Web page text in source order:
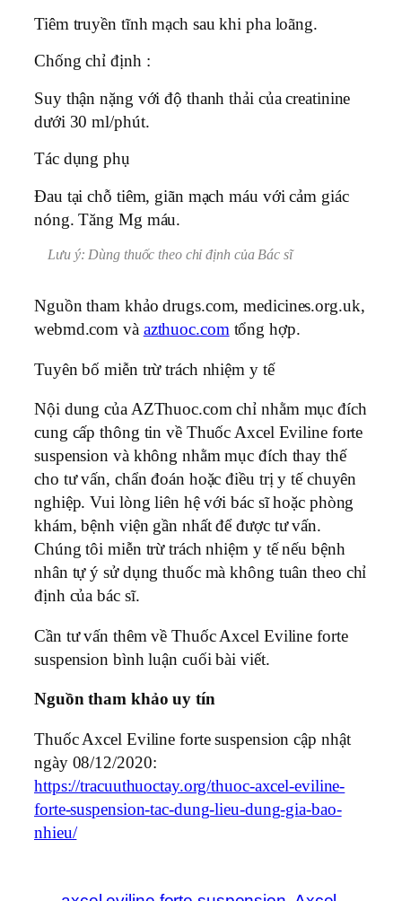
Tiêm truyền tĩnh mạch sau khi pha loãng.
Chống chỉ định :
Suy thận nặng với độ thanh thải của creatinine
dưới 30 ml/phút.
Tác dụng phụ
Ðau tại chỗ tiêm, giãn mạch máu với cảm giác
nóng. Tăng Mg máu.
Lưu ý: Dùng thuốc theo chỉ định của Bác sĩ
Nguồn tham khảo drugs.com, medicines.org.uk,
webmd.com và azthuoc.comtổng hợp.
Tuyên bố miễn trừ trách nhiệm y tế
Nội dung của AZThuoc.com chỉ nhằm mục đích
cung cấp thông tin về Thuốc Axcel Eviline forte
suspension và không nhằm mục đích thay thế
cho tư vấn, chẩn đoán hoặc điều trị y tế chuyên
nghiệp. Vui lòng liên hệ với bác sĩ hoặc phòng
khám, bệnh viện gần nhất để được tư vấn.
Chúng tôi miễn trừ trách nhiệm y tế nếu bệnh
nhân tự ý sử dụng thuốc mà không tuân theo chỉ
định của bác sĩ.
Cần tư vấn thêm về Thuốc Axcel Eviline forte
suspension bình luận cuối bài viết.
Nguồn tham khảo uy tín
Thuốc Axcel Eviline forte suspension cập nhật
ngày 08/12/2020:
https://tracuuthuoctay.org/thuoc-axcel-eviline-
forte-suspension-tac-dung-lieu-dung-gia-bao-
nhieu/